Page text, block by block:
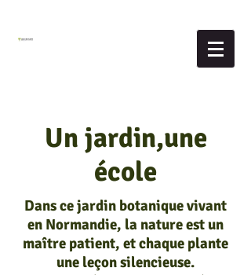
Un jardin,une
école
Dans ce jardin botanique vivant
en Normandie, la nature est un
maître patient, et chaque plante
une leçon silencieuse.